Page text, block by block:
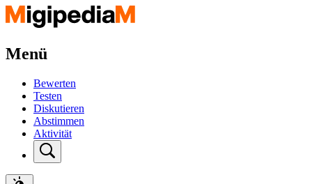
Menü
Bewerten
Testen
Diskutieren
Abstimmen
Aktivität